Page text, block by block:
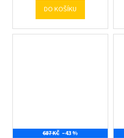
DO KOŠÍKU
687 KČ –43 %